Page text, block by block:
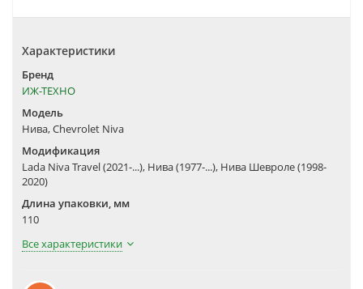
Характеристики
Бренд
ИЖ-ТЕХНО
Модель
Нива, Chevrolet Niva
Модификация
Lada Niva Travel (2021-...), Нива (1977-...), Нива Шевроле (1998-
2020)
Длина упаковки, мм
110
Все характеристики